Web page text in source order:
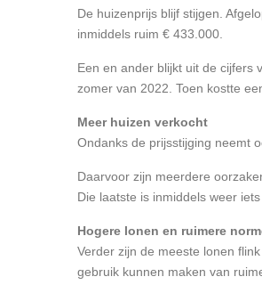
De huizenprijs blijf stijgen.
inmiddels ruim € 433.000.
Een en ander blijkt uit de cijfers
zomer van 2022. Toen kostte
Meer huizen verkocht
Ondanks de prijsstijging neemt
Daarvoor zijn meerdere
Die laatste is inmiddels weer
Hogere lonen en ruimere
Verder zijn de meeste lonen
gebruik kunnen maken van